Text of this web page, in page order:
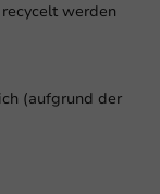
werden
(aufgrund der